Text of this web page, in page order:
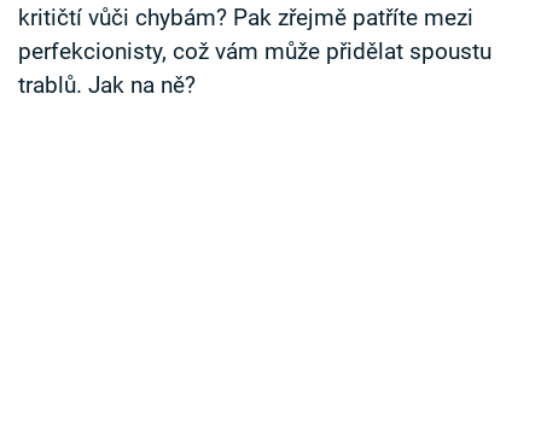
Sledujte nás
kritičtí vůči chybám? Pak zřejmě patříte mezi
perfekcionisty, což vám může přidělat spoustu
trablů. Jak na ně?